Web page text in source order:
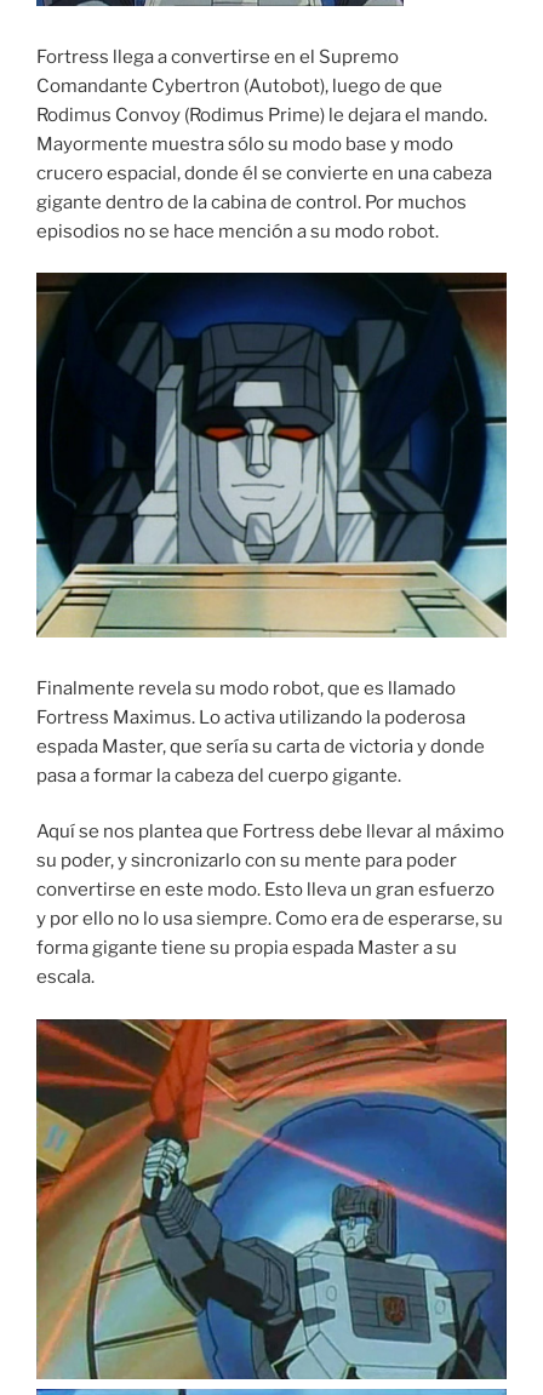
Fortress llega a convertirse en el Supremo
Comandante Cybertron (Autobot), luego de que
Rodimus Convoy (Rodimus Prime) le dejara el mando.
Mayormente muestra sólo su modo base y modo
crucero espacial, donde él se convierte en una cabeza
gigante dentro de la cabina de control. Por muchos
episodios no se hace mención a su modo robot.
Finalmente revela su modo robot, que es llamado
Fortress Maximus. Lo activa utilizando la poderosa
espada Master, que sería su carta de victoria y donde
pasa a formar la cabeza del cuerpo gigante.
Aquí se nos plantea que Fortress debe llevar al máximo
su poder, y sincronizarlo con su mente para poder
convertirse en este modo. Esto lleva un gran esfuerzo
y por ello no lo usa siempre. Como era de esperarse, su
forma gigante tiene su propia espada Master a su
escala.